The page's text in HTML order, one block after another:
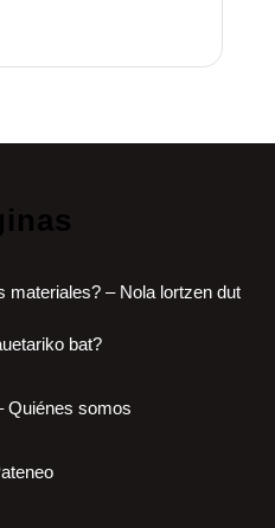
materiales? – Nola lortzen dut
bat?
Quiénes somos